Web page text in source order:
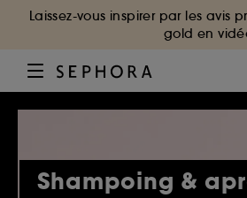
Laissez-vous inspirer par les avis
gold en
Shampoing &